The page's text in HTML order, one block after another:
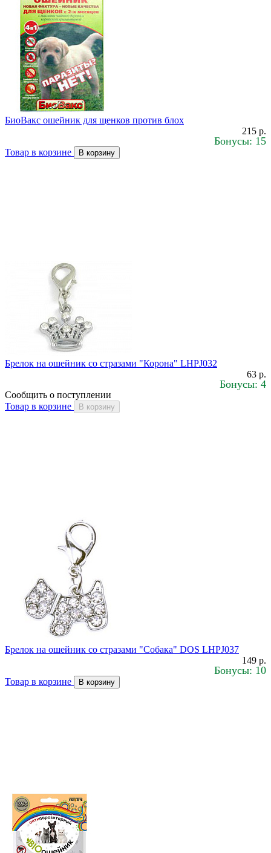
БиоВакс ошейник для щенков против блох
215 р.
Бонусы: 15
Товар в корзине В корзину
Брелок на ошейник со стразами "Корона" LHPJ032
63 р.
Бонусы: 4
Сообщить о поступлении
Товар в корзине
В корзину
Брелок на ошейник со стразами "Собака" DOS LHPJ037
149 р.
Бонусы: 10
Товар в корзине В корзину